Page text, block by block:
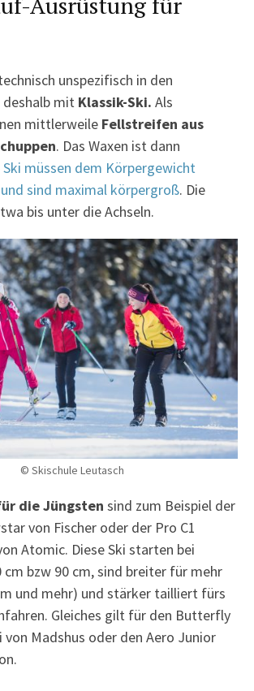
unspezifisch in den
mit Klassik-Ski. Als
mittlerweile Fellstreifen aus
. Das Waxen ist dann
Ski müssen dem Körpergewicht
sind maximal körpergroß. Die
bis unter die Achseln.
© Skischule Leutasch
die Jüngsten sind zum Beispiel der
von Fischer oder der Pro C1
Atomic. Diese Ski starten bei
cm bzw 90 cm, sind breiter für mehr
und mehr) und stärker tailliert fürs
Gleiches gilt für den Butterfly
von Madshus oder den Aero Junior